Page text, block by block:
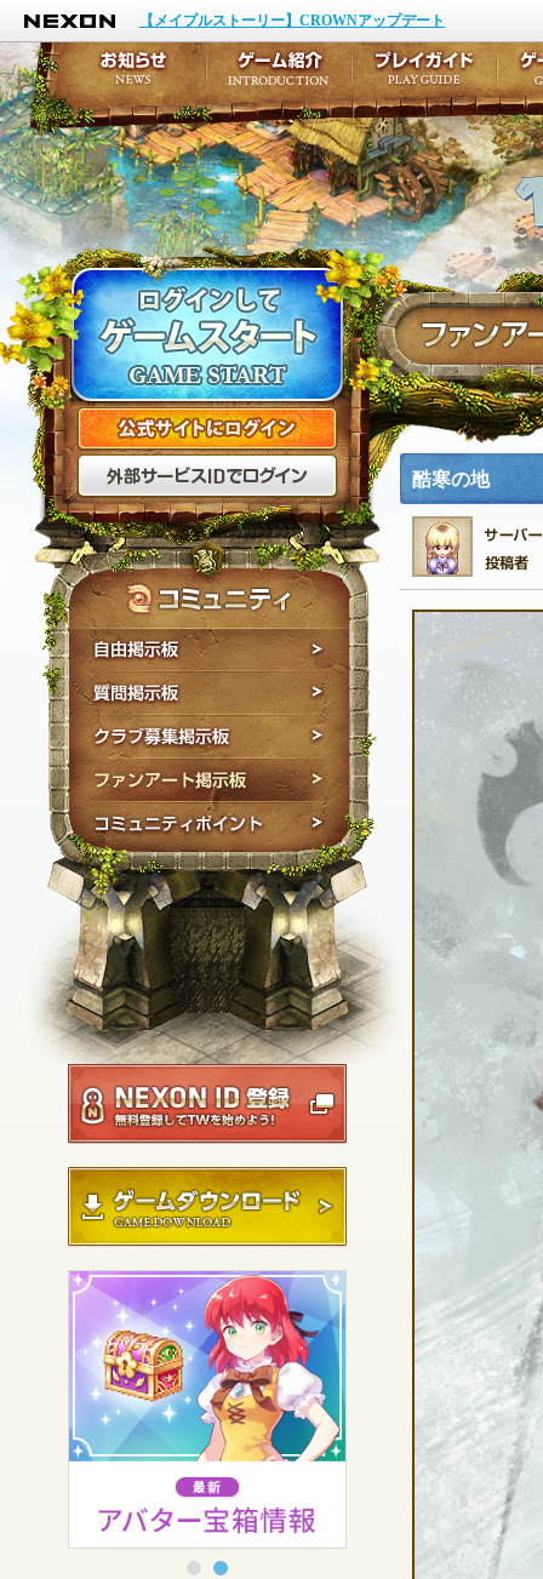
NEXON
【メイプルストーリー】CROWNアップデート
公式サイトにログイン
外部サービスIDでログ
自由掲示板
質問掲示板
クラブ募集掲示板
ファンアート掲示板
コミュニティポイン
NEXON ID登録
酷寒の地
お知らせ
イベント
アップデート
メンテナンス
ゲーム紹介
キャラクター作成
テイルズ初級者講座
ここだけは知ってお